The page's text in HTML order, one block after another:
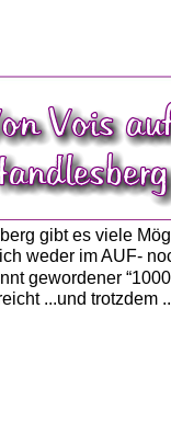
gibt es viele
weder im AUF-
gewordener
...und trotzdem